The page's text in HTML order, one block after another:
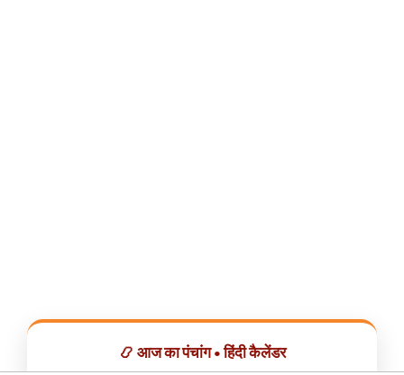
📿 आज का पंचांग • हिंदी कैलेंडर